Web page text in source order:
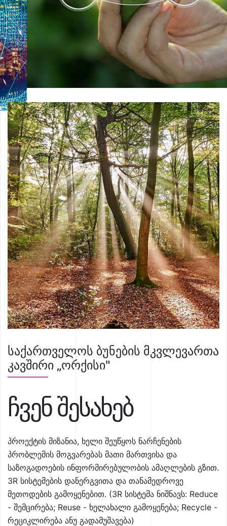
საქართველოს ბუნების მკვლევართა
კავშირი „ორქისი"
ჩვენ შესახებ
პროექტის მიზანია, ხელი შეუწყოს ნარჩენების
პრობლემის მოგვარებას მათი მართვისა და
საზოგადოების ინფორმირებულობის ამაღლების გზით.
3R სისტემების დანერგვითა და თანამედროვე
მეთოდების გამოყენებით. (3R სისტემა ნიშნავს: Reduce
- შემცირება; Reuse - ხელახალი გამოყენება; Recycle -
რეციკლირება ანუ გადამუშავება)